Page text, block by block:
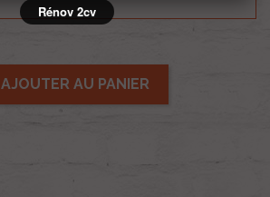
AJOUTER AU PANIER
Rénov 2cv